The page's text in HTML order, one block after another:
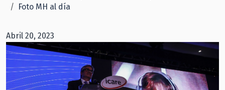
Foto MH al día
Abril 20, 2023